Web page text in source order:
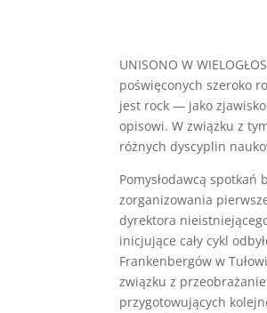
UNISONO W
poświęconych szeroko
jest rock — jako
opisowi. W związku z
różnych dyscyplin
Pomysłodawcą spotkań
zorganizowania
dyrektora
inicjujące cały cykl
Frankenbergów w
związku z
przygotowujących